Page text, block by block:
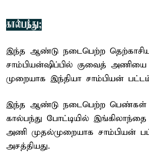
கால்பந்து;
இந்த ஆண்டு நடைபெற்ற தெற்காசிய
சாம்பியன்ஷிப்பில் குவைத் அணியை
முறையாக இந்தியா சாம்பியன்
இந்த ஆண்டு நடைபெற்ற
கால்பந்து போட்டியில்
அணி முதல்முறையாக சாம்பியன்
அசத்தியது.